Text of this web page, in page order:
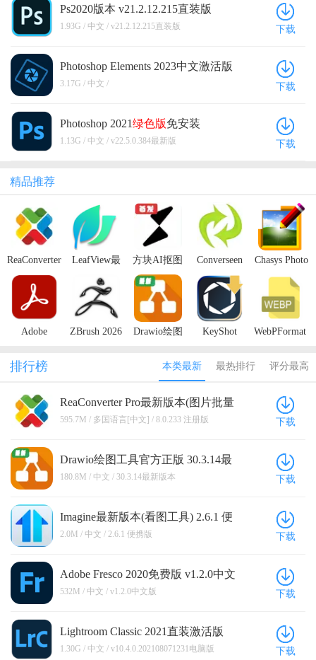
Ps2020版本 v21.2.12.215直装版
1.93G / 中文 / v21.2.12.215直装版 下载
Photoshop Elements 2023中文激活版
最新版本
3.17G / 中文 / 下载
Photoshop 2021绿色版免安装
v22.5.0.384最新版
1.13G / 中文 / v22.5.0.384最新版 下载
精品推荐
ReaConverter
Pro最新版本
(图片批量转
换)
LeafView最
看器)
方块AI抠图
最新版本
Converseen
中文版(文件
转换)
Chasys Photo
Adobe
DC 2026电
脑版
ZBrush 2026
Drawio绘图
KeyShot
活版最新版
本
WebPFormat
转换）
排行榜 本类最新 最热排行 评分最高
ReaConverter Pro最新版本(图片批量
转换) 8.0.233 注册版
595.7M / 多国语言[中文] / 8.0.233 注册版 下载
Drawio绘图工具官方正版 30.3.14最
新版本
180.8M / 中文 / 30.3.14最新版本 下载
Imagine最新版本(看图工具) 2.6.1 便
携版
2.0M / 中文 / 2.6.1 便携版 下载
Adobe Fresco 2020免费版 v1.2.0中文
版
532M / 中文 / v1.2.0中文版 下载
Lightroom Classic 2021直装激活版
v10.4.0.202108071231电脑版
1.30G / 中文 / v10.4.0.202108071231电脑版 下载